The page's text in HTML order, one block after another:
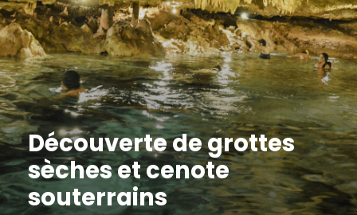
Découverte de grottes
sèches et cenote
souterrains